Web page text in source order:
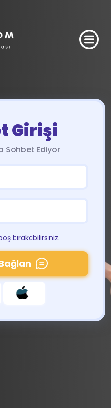
Girişi
Sohbet Ediyor
bırakabilirsiniz.